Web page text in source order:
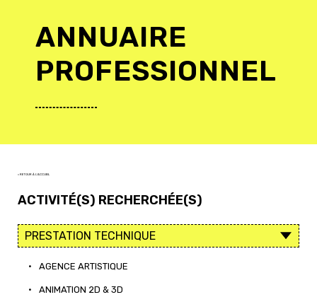
ANNUAIRE
PROFESSIONNEL
< RETOUR À L'ACCUEIL
ACTIVITÉ(S) RECHERCHÉE(S)
• AGENCE ARTISTIQUE
• ANIMATION 2D & 3D